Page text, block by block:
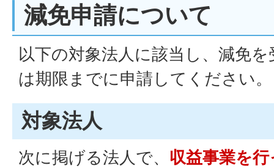
減免申請について
以下の対象法人に該当し、減免
は期限までに申請してください。
対象法人
次に掲げる法人で、 収益事業を